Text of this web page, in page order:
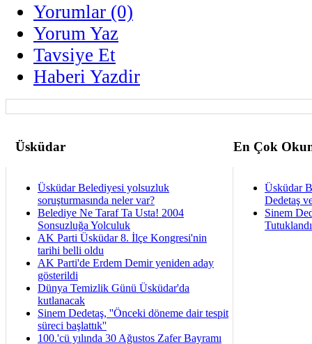
Yorumlar (0)
Yorum Yaz
Tavsiye Et
Haberi Yazdir
Üsküdar En Çok
Üsküdar Belediyesi yolsuzluk
soruşturmasında neler var?
Belediye Ne Taraf Ta Usta! 2004
Sonsuzluğa Yolculuk
AK Parti Üsküdar 8. İlçe Kongresi'nin
tarihi belli oldu
AK Parti'de Erdem Demir yeniden aday
gösterildi
Dünya Temizlik Günü Üsküdar'da
kutlanacak
Sinem Dedetaş, ''Önceki döneme dair tespit
süreci başlattık''
100.'cü yılında 30 Ağustos Zafer Bayramı
Üsküdar
Dedetaş
Sinem